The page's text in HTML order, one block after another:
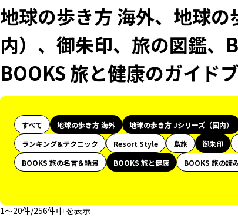
地球の歩き方 海外、地球
内）、御朱印、旅の図鑑、
BOOKS 旅と健康のガイド
すべて 地球の歩き方 海外 地球の歩き方 Jシリーズ（国内）
ランキング&テクニック
Resort Style 島旅 御朱印
BOOKS 旅の名言＆絶景
BOOKS 旅と健康 BOOKS 旅の読
1〜20件/256件中 を表示